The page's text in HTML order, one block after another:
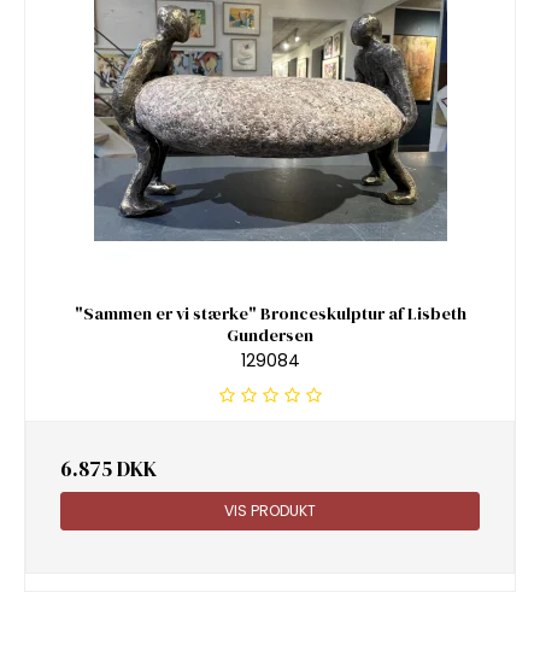
"Sammen er vi stærke" Bronceskulptur af Lisbeth
Gundersen
129084
6.875 DKK
VIS PRODUKT